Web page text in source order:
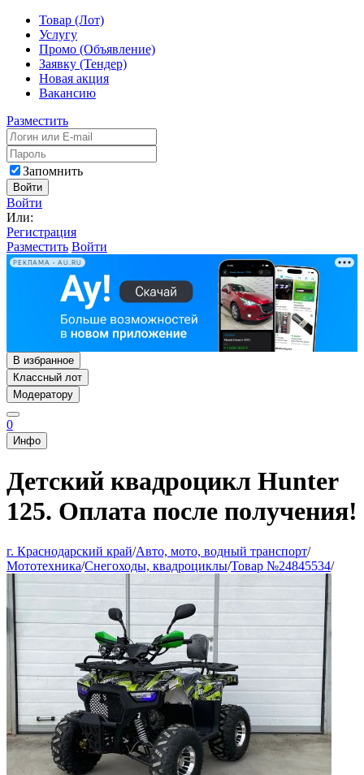
Товар (Лот)
Услугу
Промо (Объявление)
Заявку (Тендер)
Новая акция
Вакансию
Разместить
Запомнить
Войти
Войти
Или:
Регистрация
Разместить Войти
РЕКЛАМА • AU.RU
В избранное
Классный лот
Модератору
0
Инфо
Детский квадроцикл Hunter
125. Оплата после получения!
г. Краснодарский край/Авто, мото, водный транспорт/
Мототехника/Снегоходы, квадроциклы/Товар №24845534/